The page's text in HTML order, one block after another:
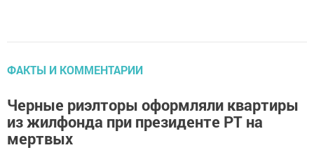
ФАКТЫ И КОММЕНТАРИИ
Черные риэлторы оформляли квартиры
из жилфонда при президенте РТ на
мертвых